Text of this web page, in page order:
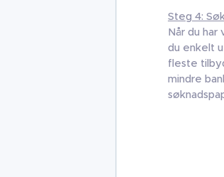
Steg 4:
Når du
du enkelt
fleste
mindre